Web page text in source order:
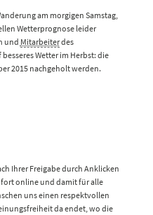
am morgigen Samstag,
Wetterprognose leider
und Mitarbeiterdes
Wetter im Herbst: die
2015 nachgeholt werden.
Ihrer Freigabe durch Anklicken
online und damit für alle
uns einen respektvollen
da endet, wo die